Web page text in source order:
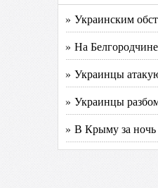
» Украинским
» На
» Украинцы
» Украинцы
» В Крыму за ночь